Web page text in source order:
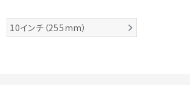
10インチ（255mm）